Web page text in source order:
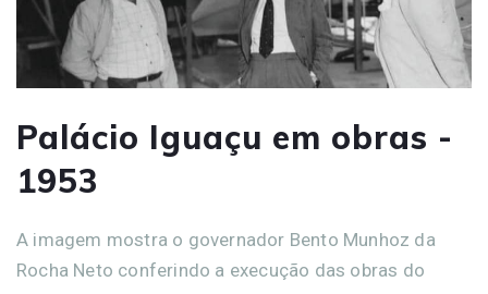
Palácio Iguaçu em obras -
1953
A imagem mostra o governador Bento Munhoz da
Rocha Neto conferindo a execução das obras do